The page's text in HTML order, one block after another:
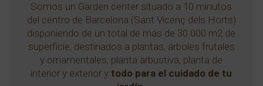
Somos un Garden center situado a 10 minutos
del centro de Barcelona (Sant Vicenç dels Horts)
disponiendo de un total de más de 30.000 m2 de
superficie, destinados a plantas, árboles frutales
y ornamentales, planta arbustiva, planta de
interior y exterior ytodo para el cuidado de tu